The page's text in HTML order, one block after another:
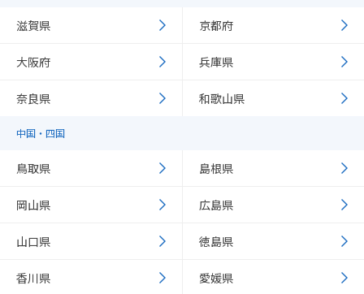
滋賀県 京都府
大阪府 兵庫県
奈良県 和歌山県
中国・四国
鳥取県 島根県
岡山県 広島県
山口県 徳島県
香川県 愛媛県